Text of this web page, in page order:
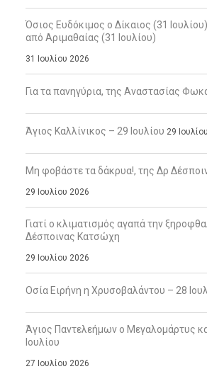
Όσιος Ευδόκιμος ο Δίκαιος (31
από Αριμαθαίας (31 Ιουλίου)
31 Ιουλίου 2026
Για τα πανηγύρια, της Αναστασίας
Άγιος Καλλίνικος – 29 Ιουλίου 29
Μη φοβάστε τα δάκρυα!, της Δρ
29 Ιουλίου 2026
Γιατί ο κλιματισμός αγαπά την
Δέσποινας Κατσώχη
29 Ιουλίου 2026
Οσία Ειρήνη η Χρυσοβαλάντου – 28
Άγιος Παντελεήμων ο Μεγαλομάρτυς
Ιουλίου
27 Ιουλίου 2026